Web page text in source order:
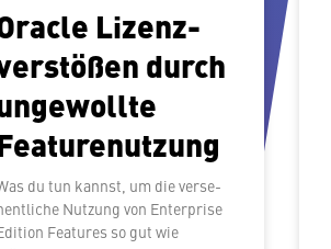
Li­zenz­
durch
du tun kannst, um die ver­se­
Nutzung von En­ter­pri­se
Features so gut wie